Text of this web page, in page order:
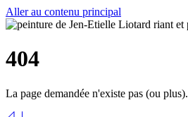
Aller au contenu principal
404
La page demandée n'existe pas (ou plus).